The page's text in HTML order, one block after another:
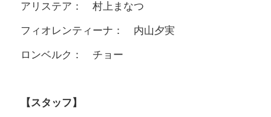
アリステア： 村上まなつ
フィオレンティーナ： 内山夕実
ロンベルク： チョー
【スタッフ】